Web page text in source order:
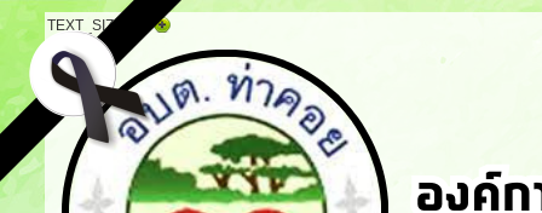
TEXT_SIZE